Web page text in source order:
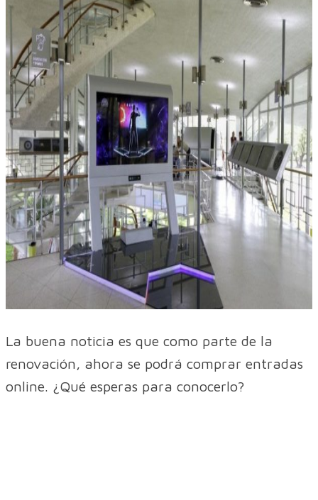
La buena noticia es que como parte de la
renovación, ahora se podrá comprar entradas
online. ¿Qué esperas para conocerlo?